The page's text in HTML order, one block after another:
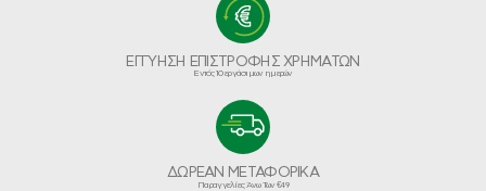
ΕΓΓΥΗΣΗ ΕΠΙΣΤΡΟΦΗΣ ΧΡΗΜΑΤΩΝ
Εντός 10 εργάσιμων ημερών
ΔΩΡΕΑΝ ΜΕΤΑΦΟΡΙΚΑ
Παραγγελίες Άνω Των €49